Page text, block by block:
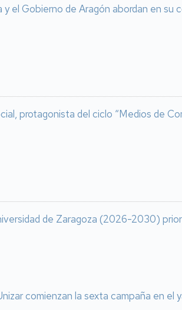
y el Gobierno de Aragón abordan en
protagonista del ciclo “Medios de
de Zaragoza (2026-2030)
comienzan la sexta campaña en el